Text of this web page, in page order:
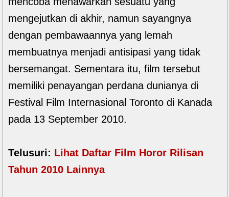
mengejutkan di akhir, namun sayangnya
dengan pembawaannya yang lemah
membuatnya menjadi antisipasi yang tidak
bersemangat. Sementara itu, film tersebut
memiliki penayangan perdana dunianya di
Festival Film Internasional Toronto di Kanada
pada 13 September 2010.
Telusuri: Lihat Daftar Film Horor Rilisan
Tahun 2010 Lainnya